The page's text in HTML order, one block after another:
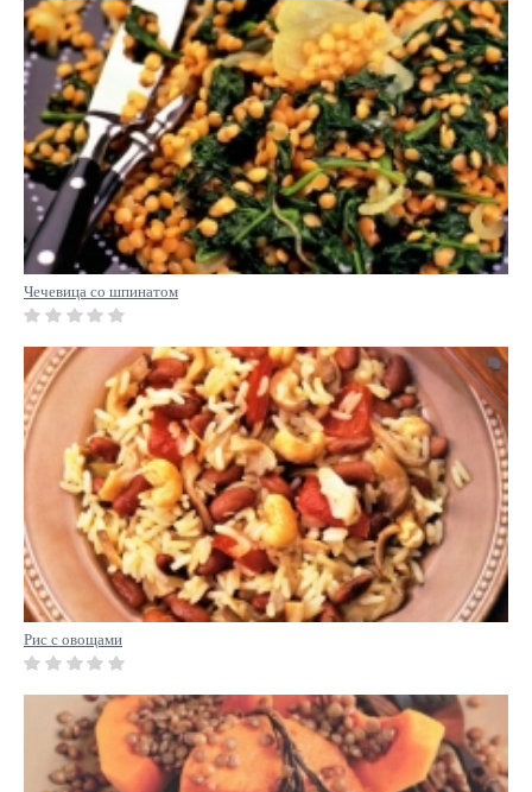
Чечевица со шпинатом
Рис с овощами